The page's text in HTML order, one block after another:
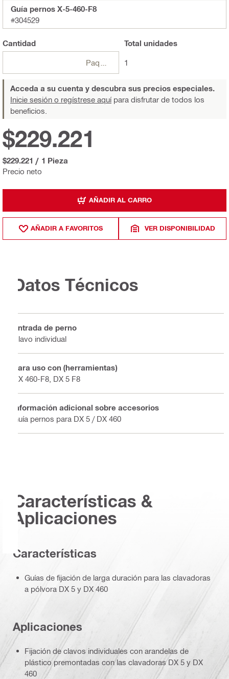
Guía pernos X-5-460-F8
#304529
Cantidad Total unidades
1
Acceda a su cuenta y descubra sus precios especiales.
Inicie sesión o regístrese aquípara disfrutar de todos los
beneficios.
Precio neto
$229.221
$229.221 / 1 Pieza
AÑADIR AL CARRO
AÑADIR A FAVORITOS VER DISPONIBILIDAD
Datos Técnicos
Entrada de perno
Clavo individual
Para uso con (herramientas)
DX 460-F8, DX 5 F8
Información adicional sobre accesorios
Guía pernos para DX 5 / DX 460
Características &
Aplicaciones
Características
Guías de fijación de larga duración para las clavadoras
a pólvora DX 5 y DX 460
Aplicaciones
Fijación de clavos individuales con arandelas de
plástico premontadas con las clavadoras DX 5 y DX
460